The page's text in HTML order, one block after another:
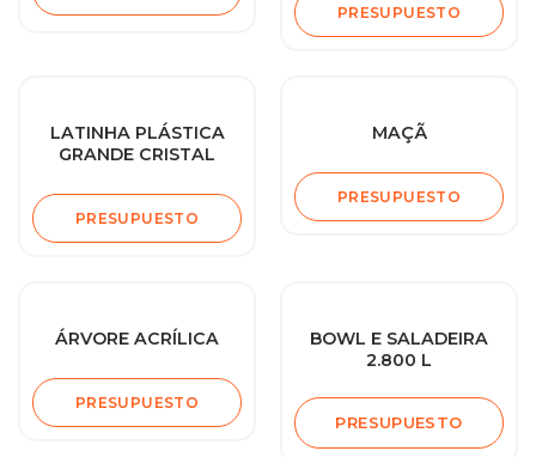
PRESUPUESTO
LATINHA PLÁSTICA
GRANDE CRISTAL
PRESUPUESTO
MAÇÃ
PRESUPUESTO
ÁRVORE ACRÍLICA
PRESUPUESTO
BOWL E SALADEIRA
2.800 L
PRESUPUESTO